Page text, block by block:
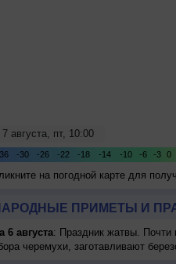
на погодной карте для
ПРИМЕТЫ И
6 августа: Праздник жатвы. Почти
черемухи, заготавливают